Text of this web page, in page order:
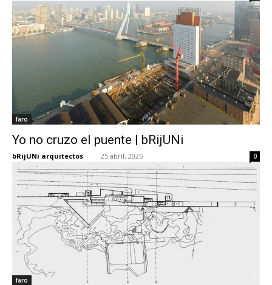
faro
Yo no cruzo el puente | bRijUNi
bRijUNi arquitectos - 25 abril, 2025 0
faro